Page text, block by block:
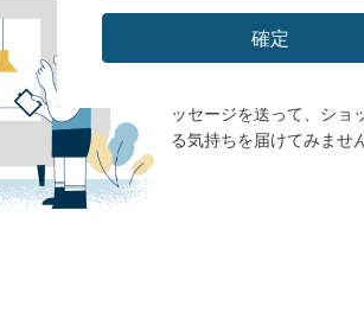
ショップにまだ商
ショップは現在休暇中
ッセージを送って、ショ
る気持ちを届けてみませ
確定